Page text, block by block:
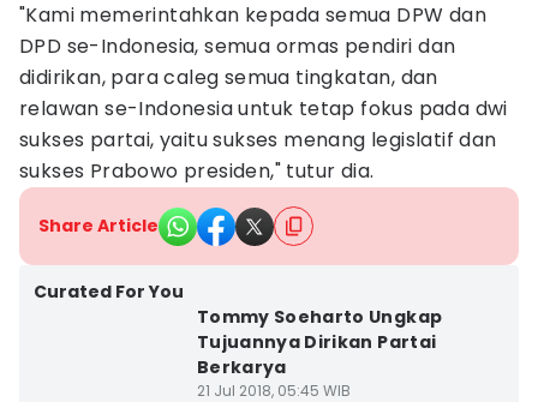
"Kami memerintahkan kepada semua DPW dan
DPD se-Indonesia, semua ormas pendiri dan
didirikan, para caleg semua tingkatan, dan
relawan se-Indonesia untuk tetap fokus pada dwi
sukses partai, yaitu sukses menang legislatif dan
sukses Prabowo presiden," tutur dia.
Share Article
Curated For You
Tommy Soeharto Ungkap
Tujuannya Dirikan Partai
Berkarya
21 Jul 2018, 05:45 WIB